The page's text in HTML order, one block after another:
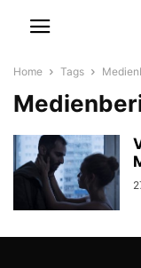
Home Tags